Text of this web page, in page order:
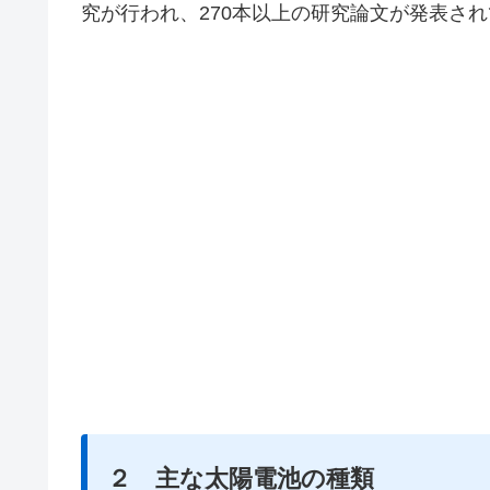
究が行われ、270本以上の研究論文が発表され
２ 主な太陽電池の種類